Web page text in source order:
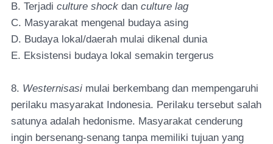
B. Terjadi culture shock dan culture lag
C. Masyarakat mengenal budaya asing
D. Budaya lokal/daerah mulai dikenal dunia
E. Eksistensi budaya lokal semakin tergerus
8. Westernisasi mulai berkembang dan mempengaruhi
perilaku masyarakat Indonesia. Perilaku tersebut salah
satunya adalah hedonisme. Masyarakat cenderung
ingin bersenang-senang tanpa memiliki tujuan yang